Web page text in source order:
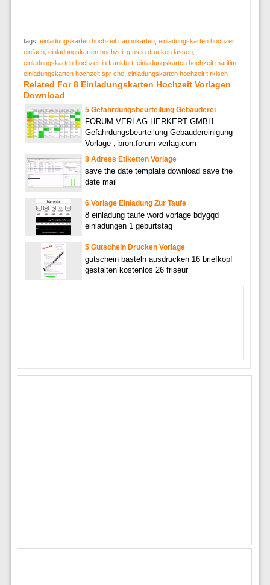
tags: einladungskarten hochzeit carinokarten, einladungskarten hochzeit
einfach, einladungskarten hochzeit g nstig drucken lassen,
einladungskarten hochzeit in frankfurt, einladungskarten hochzeit maritim,
einladungskarten hochzeit spr che, einladungskarten hochzeit t rkisch
Related For 8 Einladungskarten Hochzeit Vorlagen
Download
5 Gefahrdungsbeurteilung Gebauderei
FORUM VERLAG HERKERT GMBH
Gefahrdungsbeurteilung Gebaudereinigung
Vorlage , bron:forum-verlag.com
8 Adress Etiketten Vorlage
save the date template download save the
date mail
6 Vorlage Einladung Zur Taufe
8 einladung taufe word vorlage bdygqd
einladungen 1 geburtstag
5 Gutschein Drucken Vorlage
gutschein basteln ausdrucken 16 briefkopf
gestalten kostenlos 26 friseur